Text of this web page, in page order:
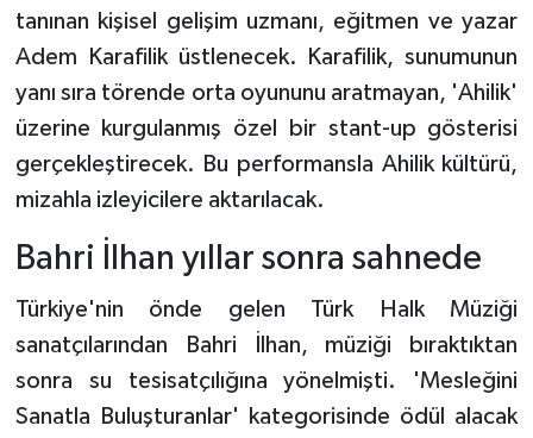
tanınan kişisel gelişim uzmanı, eğitmen ve yazar
Adem Karafilik üstlenecek. Karafilik, sunumunun
yanı sıra törende orta oyununu aratmayan, 'Ahilik'
üzerine kurgulanmış özel bir stant-up gösterisi
gerçekleştirecek. Bu performansla Ahilik kültürü,
mizahla izleyicilere aktarılacak.
Bahri İlhan yıllar sonra sahnede
Türkiye'nin önde gelen Türk Halk Müziği
sanatçılarından Bahri İlhan, müziği bıraktıktan
sonra su tesisatçılığına yönelmişti. 'Mesleğini
Sanatla Buluşturanlar' kategorisinde ödül alacak